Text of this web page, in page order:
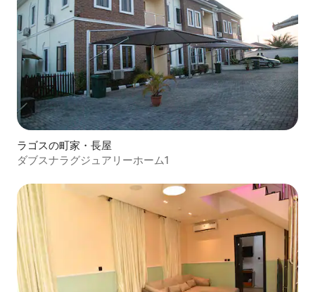
ラゴスの町家・長屋
ダブスナラグジュアリーホーム1